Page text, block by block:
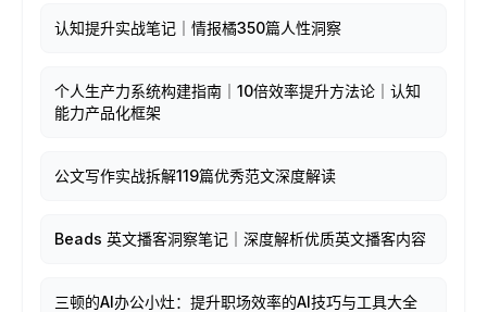
认知提升实战笔记｜情报橘350篇人性洞察
个人生产力系统构建指南｜10倍效率提升方法论｜认知
能力产品化框架
公文写作实战拆解119篇优秀范文深度解读
Beads 英文播客洞察笔记｜深度解析优质英文播客内容
三顿的AI办公小灶：提升职场效率的AI技巧与工具大全